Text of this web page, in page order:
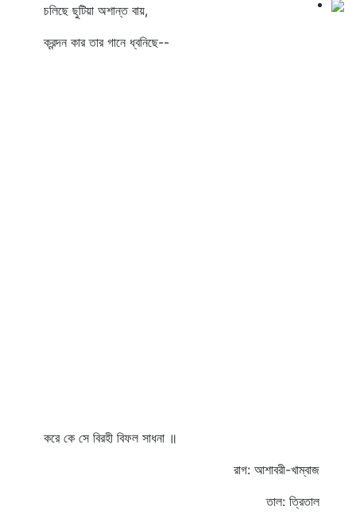
চলিছে ছুটিয়া অশান্ত বায়,
ক্রন্দন কার তার গানে ধ্বনিছে--
করে কে সে বিরহী বিফল সাধনা ॥
রাগ: আশাবরী-খাম্বাজ
তাল: ত্রিতাল